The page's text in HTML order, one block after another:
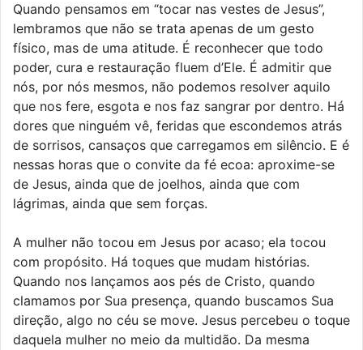
Quando pensamos em “tocar nas vestes de Jesus”,
lembramos que não se trata apenas de um gesto
físico, mas de uma atitude. É reconhecer que todo
poder, cura e restauração fluem d’Ele. É admitir que
nós, por nós mesmos, não podemos resolver aquilo
que nos fere, esgota e nos faz sangrar por dentro. Há
dores que ninguém vê, feridas que escondemos atrás
de sorrisos, cansaços que carregamos em silêncio. E é
nessas horas que o convite da fé ecoa: aproxime-se
de Jesus, ainda que de joelhos, ainda que com
lágrimas, ainda que sem forças.
A mulher não tocou em Jesus por acaso; ela tocou
com propósito. Há toques que mudam histórias.
Quando nos lançamos aos pés de Cristo, quando
clamamos por Sua presença, quando buscamos Sua
direção, algo no céu se move. Jesus percebeu o toque
daquela mulher no meio da multidão. Da mesma